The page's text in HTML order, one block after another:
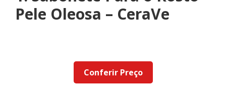
Pele Oleosa – CeraVe
Conferir Preço